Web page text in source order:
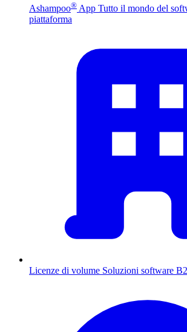
Ashampoo® App Tutto il mondo del
piattaforma
Licenze di volume Soluzioni software